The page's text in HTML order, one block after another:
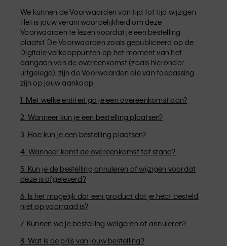
We kunnen de Voorwaarden van tijd tot tijd wijzigen.
Het is jouw verantwoordelijkheid om deze
Voorwaarden te lezen voordat je een bestelling
plaatst. De Voorwaarden zoals gepubliceerd op de
Digitale verkooppunten op het moment van het
aangaan van de overeenkomst (zoals hieronder
uitgelegd), zijn de Voorwaarden die van toepassing
zijn op jouw aankoop.
1. Met welke entiteit ga je een overeenkomst aan?
2. Wanneer kun je een bestelling plaatsen?
3. Hoe kun je een bestelling plaatsen?
4. Wanneer komt de overeenkomst tot stand?
5. Kun je de bestelling annuleren of wijzigen voordat
deze is afgeleverd?
6. Is het mogelijk dat een product dat je hebt besteld
niet op voorraad is?
7. Kunnen we je bestelling weigeren of annuleren?
8. Wat is de prijs van jouw bestelling?